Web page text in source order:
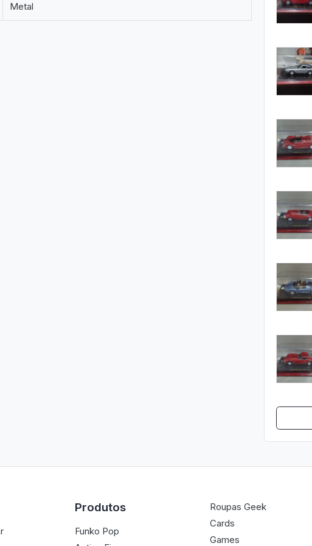
Metal
Produtos
Funko Pop
Roupas Geek
Cards
Games